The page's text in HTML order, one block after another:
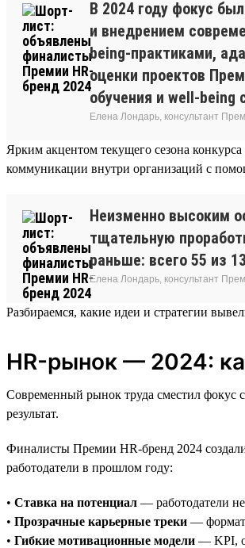
В 2024 году фокус
и внедрением
being-практиками,
оценки проектов
обучения и well-being
Елена Лондарь, консультант
Ярким акцентом текущего сезона
коммуникации внутри организаций с
Неизменно высоким
тщательную
раньше: всего 55 из
Елена Лондарь, консультант
Разбираемся, какие идеи и стратегии
HR-рынок — 2024:
Современный рынок труда сместил фокус
результат.
Финалисты Премии HR-бренд 2024
работодатели в прошлом году:
• Ставка на потенциал — работодатели
• Прозрачные карьерные треки —
• Гибкие мотивационные модели — KPI,